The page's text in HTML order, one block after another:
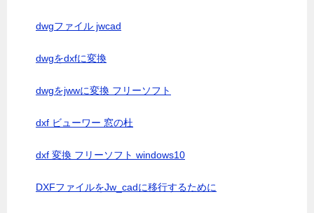
dwgファイル jwcad
dwgをdxfに変換
dwgをjwwに変換 フリーソフト
dxf ビューワー 窓の杜
dxf 変換 フリーソフト windows10
DXFファイルをJw_cadに移行するために